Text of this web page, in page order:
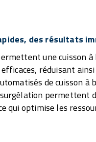
des résultats
une cuisson
réduisant
de cuisson
permettent
qui optimise les